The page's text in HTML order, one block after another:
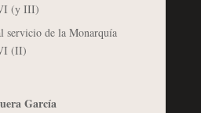
(y III)
servicio de la Monarquía
(II)
García